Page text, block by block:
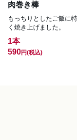
肉巻き棒
もっちりとしたご飯に
く焼き上げました。
1本
590円(税込)